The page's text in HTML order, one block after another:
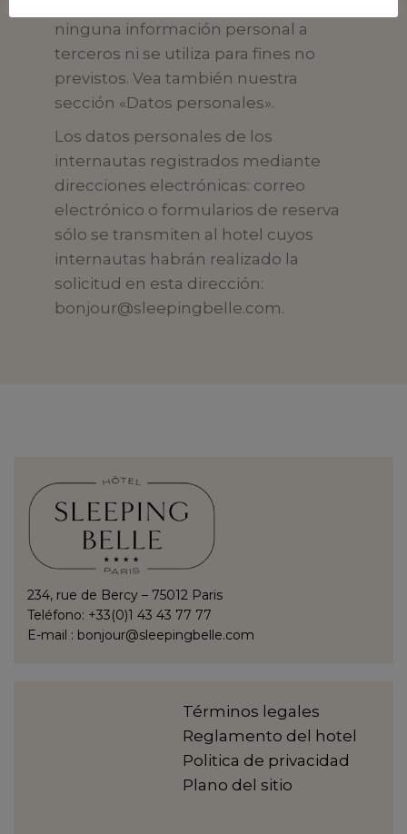
ninguna información personal a
terceros ni se utiliza para fines no
previstos. Vea también nuestra
sección «Datos personales».
Los datos personales de los
internautas registrados mediante
direcciones electrónicas: correo
electrónico o formularios de reserva
sólo se transmiten al hotel cuyos
internautas habrán realizado la
solicitud en esta dirección:
bonjour@sleepingbelle.com.
234, rue de Bercy – 75012 Paris
Teléfono: +33(0)1 43 43 77 77
E-mail : bonjour@sleepingbelle.com
Términos legales
Reglamento del hotel
Politica de privacidad
Plano del sitio